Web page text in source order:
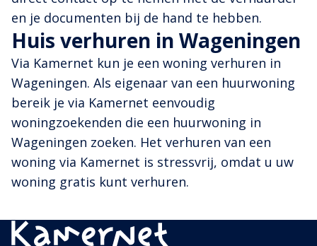
en je documenten bij de hand te hebben.
Huis verhuren in Wageningen
Via Kamernet kun je een woning verhuren in
Wageningen. Als eigenaar van een huurwoning
bereik je via Kamernet eenvoudig
woningzoekenden die een huurwoning in
Wageningen zoeken. Het verhuren van een
woning via Kamernet is stressvrij, omdat u uw
woning gratis kunt verhuren.